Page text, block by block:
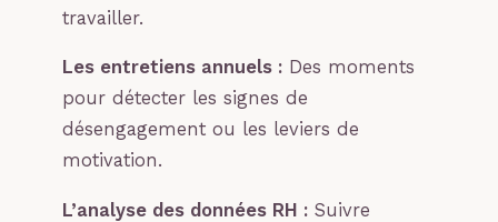
travailler.
Les entretiens annuels : Des moments
pour détecter les signes de
désengagement ou les leviers de
motivation.
L’analyse des données RH : Suivre